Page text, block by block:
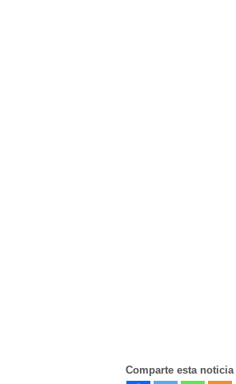
Comparte esta noticia